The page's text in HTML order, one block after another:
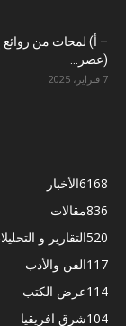
– أ) لمحات من
(عصر...
7 فبراير، 2025
الأخبار6168
مقالات836
التقارير و520
الفن والأدب117
عرض الكتب114
شرق افريقيا104